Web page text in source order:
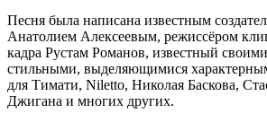
Песня была написана известным
Анатолием Алексеевым, режиссёром
кадра Рустам Романов, известный
стильными, выделяющимися
для Тимати, Niletto, Николая Баскова,
Джигана и многих других.